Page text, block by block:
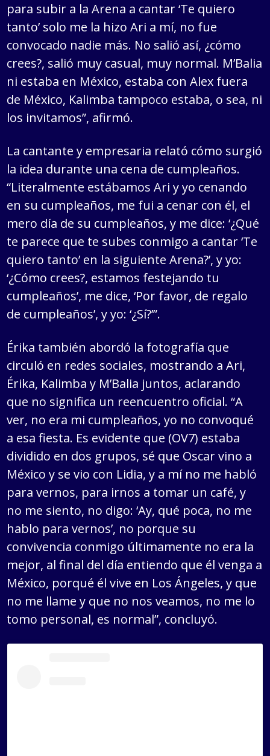
para subir a la Arena a cantar ‘Te quiero
tanto’ solo me la hizo Ari a mí, no fue
convocado nadie más. No salió así, ¿cómo
crees?, salió muy casual, muy normal. M’Balia
ni estaba en México, estaba con Alex fuera
de México, Kalimba tampoco estaba, o sea, ni
los invitamos”, afirmó.
La cantante y empresaria relató cómo surgió
la idea durante una cena de cumpleaños.
“Literalmente estábamos Ari y yo cenando
en su cumpleaños, me fui a cenar con él, el
mero día de su cumpleaños, y me dice: ‘¿Qué
te parece que te subes conmigo a cantar ‘Te
quiero tanto’ en la siguiente Arena?’, y yo:
‘¿Cómo crees?, estamos festejando tu
cumpleaños’, me dice, ‘Por favor, de regalo
de cumpleaños’, y yo: ‘¿Sí?’”.
Érika también abordó la fotografía que
circuló en redes sociales, mostrando a Ari,
Érika, Kalimba y M’Balia juntos, aclarando
que no significa un reencuentro oficial. “A
ver, no era mi cumpleaños, yo no convoqué
a esa fiesta. Es evidente que (OV7) estaba
dividido en dos grupos, sé que Oscar vino a
México y se vio con Lidia, y a mí no me habló
para vernos, para irnos a tomar un café, y
no me siento, no digo: ‘Ay, qué poca, no me
hablo para vernos’, no porque su
convivencia conmigo últimamente no era la
mejor, al final del día entiendo que él venga a
México, porqué él vive en Los Ángeles, y que
no me llame y que no nos veamos, no me lo
tomo personal, es normal”, concluyó.